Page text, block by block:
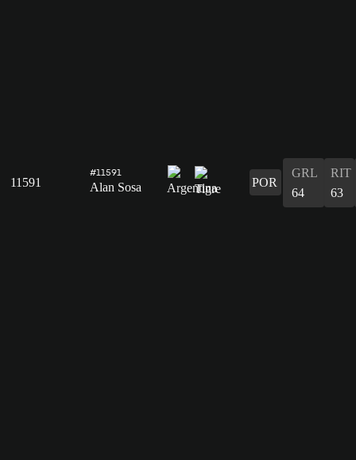
11591
#11591
Alan Sosa POR
GRL
64
RIT
63